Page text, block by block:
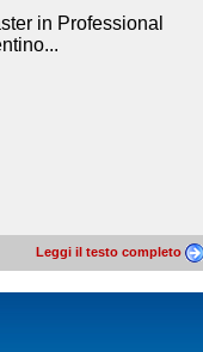
in Professional
Leggi il testo completo